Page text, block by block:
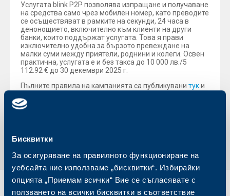
Бисквитки
За осигуряване на правилното функциониране на
уебсайта ние използваме „бисквитки“. Избирайки
опцията „Приемам всички“ Вие се съгласявате с
ползването на всички бисквитки в съответствие
Услугата blink P2P позволява изпращане и получаване
на средства само чрез мобилен номер, като преводите
се осъществяват в рамките на секунди, 24 часа в
денонощието, включително към клиенти на други
банки, които поддържат услугата. Това я прави
изключително удобна за бързото превеждане на
малки суми между приятели, роднини и колеги. Освен
практична, услугата е и без такса до 10 000 лв./5
112.92 € до 30 декември 2025 г.
Пълните правила на кампанията са публикувани туки
Индивидуални
Бизнес